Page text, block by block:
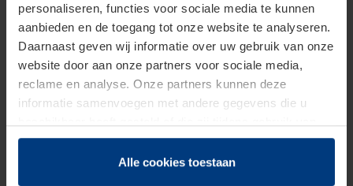
personaliseren, functies voor sociale media te kunnen
aanbieden en de toegang tot onze website te analyseren.
Daarnaast geven wij informatie over uw gebruik van onze
website door aan onze partners voor sociale media,
reclame en analyse. Onze partners kunnen deze
informatie samenvoegen met andere gegevens die u
hun diensten hebben verzameld.
Juridisch hebben wij het recht om cookies op uw
Alle cookies toestaan